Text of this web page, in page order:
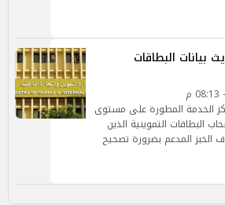
بيانات البطاقات
الخدمة المطورة على مستوى
البطاقات التموينية الذين
الخبز المدعم بضرورة تصحيح